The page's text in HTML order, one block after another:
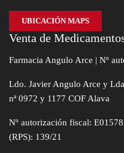
UBICACIÓN MAPS
Venta de
Farmacia Angulo Arce | Nº
Ldo. Javier Angulo Arce y
nª 0972 y 1177 COF Alava
Nº autorización fiscal:
(RPS): 139/21